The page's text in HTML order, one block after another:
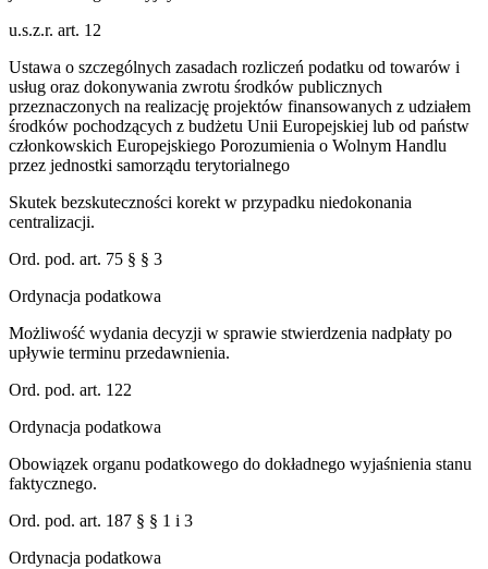
u.s.z.r. art. 12
Ustawa o szczególnych zasadach rozliczeń podatku od towarów i
usług oraz dokonywania zwrotu środków publicznych
przeznaczonych na realizację projektów finansowanych z udziałem
środków pochodzących z budżetu Unii Europejskiej lub od państw
członkowskich Europejskiego Porozumienia o Wolnym Handlu
przez jednostki samorządu terytorialnego
Skutek bezskuteczności korekt w przypadku niedokonania
centralizacji.
Ord. pod. art. 75 § § 3
Ordynacja podatkowa
Możliwość wydania decyzji w sprawie stwierdzenia nadpłaty po
upływie terminu przedawnienia.
Ord. pod. art. 122
Ordynacja podatkowa
Obowiązek organu podatkowego do dokładnego wyjaśnienia stanu
faktycznego.
Ord. pod. art. 187 § § 1 i 3
Ordynacja podatkowa